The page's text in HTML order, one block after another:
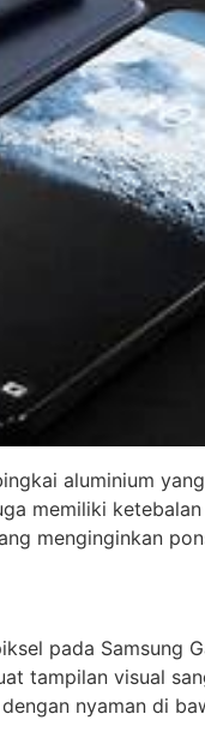
aluminium
memiliki
menginginkan
pada Samsung
tampilan visual
nyaman di